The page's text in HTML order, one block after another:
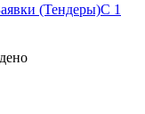
(Тендеры)С 1